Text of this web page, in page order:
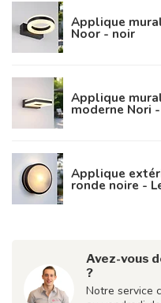
Applique
Noor - noir
Applique
moderne Nori
Applique
ronde noire -
Avez-vous
?
Notre service